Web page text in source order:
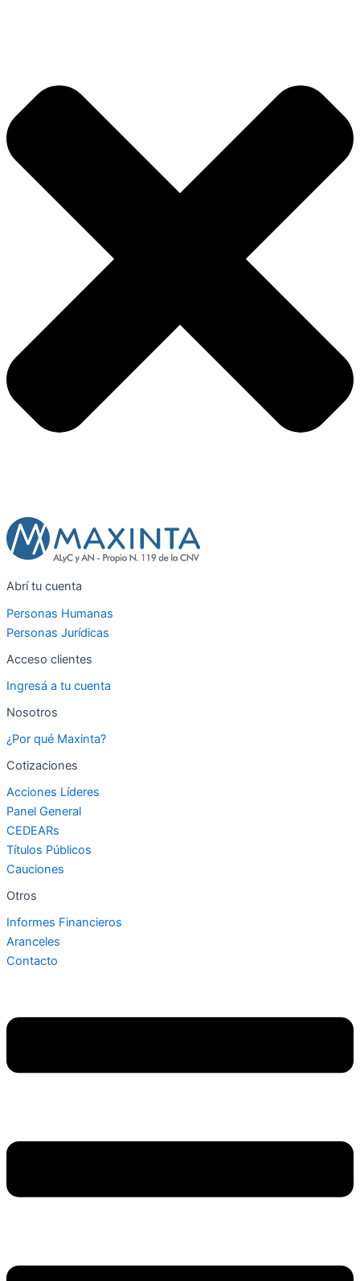
Abrí tu cuenta
Personas Humanas
Personas Jurídicas
Acceso clientes
Ingresá a tu cuenta
Nosotros
¿Por qué Maxinta?
Cotizaciones
Acciones Líderes
Panel General
CEDEARs
Títulos Públicos
Cauciones
Otros
Informes Financieros
Aranceles
Contacto